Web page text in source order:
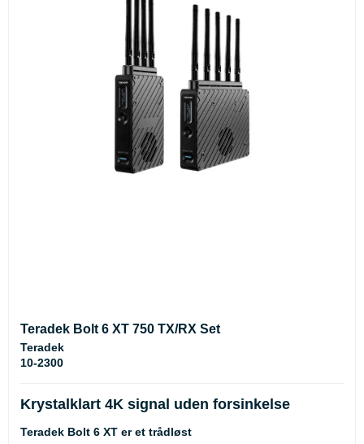
Teradek Bolt 6 XT 750 TX/RX Set
Teradek
10-2300
Krystalklart 4K signal uden forsinkelse
Teradek Bolt 6 XT er et trådløst